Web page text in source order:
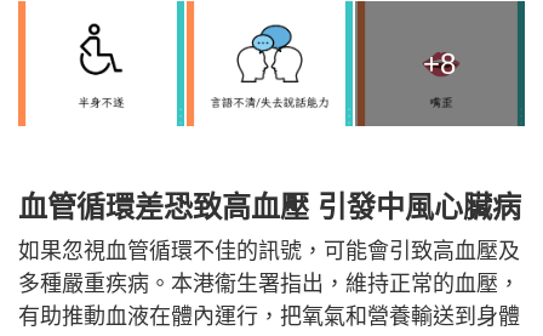
+8
血管循環差恐致高血壓 引發中風心臟病
如果忽視血管循環不佳的訊號，可能會引致高血壓及
多種嚴重疾病。本港衞生署指出，維持正常的血壓，
有助推動血液在體內運行，把氧氣和營養輸送到身體